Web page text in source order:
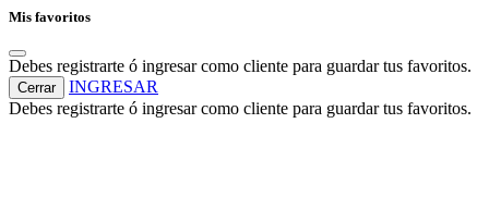
Mis favoritos
Debes registrarte ó ingresar como cliente para guardar tus favoritos.
Cerrar
INGRESAR
Debes registrarte ó ingresar como cliente para guardar tus favoritos.